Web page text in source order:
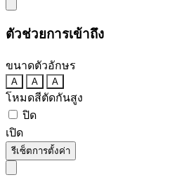
ตัวช่วยการเข้าถึง
ขนาดตัวอักษร
A A A
โหมดสีตัดกันสูง
ปิด
เปิด
รีเซ็ตการตั้งค่า